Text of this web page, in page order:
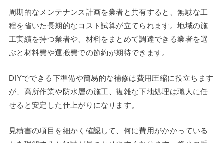
周期的なメンテナンス計画を業者と共有すると、無駄な工
程を省いた長期的なコスト試算が立てられます。地域の施
工実績を持つ業者や、材料をまとめて調達できる業者を選
ぶと材料費や運搬費での節約が期待できます。
DIYでできる下準備や簡易的な補修は費用圧縮に役立ちます
が、高所作業や防水層の施工、複雑な下地処理は職人に任
せると安定した仕上がりになります。
見積書の項目を細かく確認して、何に費用がかかっている